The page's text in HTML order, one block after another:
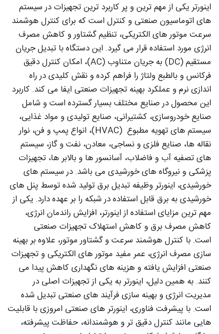
اینورتر یکی از مهم‌ ترین و پر کاربرد ترین تجهیزات در سیستم‌
های اتوماسیون صنعتی و کنترل است که برای کنترل هوشمند
سرعت موتور های الکتریکی، تنظیم گشتاور و کاهش مصرف
انرژی مورد استفاده قرار می‌ گیرد. این دستگاه با تبدیل جریان
مستقیم (DC) به جریان متناوب (AC)، امکان کنترل دقیق
فرکانس و بالطبع ولتاژ را فراهم کرده و نقش کلیدی در راه‌
اندازی نرم و عملکرد بهینه تجهیزات صنعتی ایفا می‌ کند. کاربرد
این محصول در صنایع مختلف بسیار گسترده است و شامل
صنایع خودروسازی، کشتیرانی، صنایع تولیدی و مواد غذایی،
سیستم‌ های تهویه مطبوع (HVAC)، انواع پمپ و فن، نوار
نقاله‌ ها، صنایع فلزی و نساجی، معادن، نفت و گاز، سیستم‌
های تصفیه آب و فاضلاب، آسانسور ها و بالابر ها، تجهیزات
پزشکی و نیروگاه‌ های خورشیدی می‌ باشد. در سیستم‌ های
خورشیدی، اینورتر وظیفه تبدیل برق تولید شده توسط پنل‌ های
خورشیدی به برق قابل استفاده در شبکه را بر عهده دارد. یکی از
مهم‌ ترین مزایای استفاده از اینورتر، افزایش راندمان انرژی،
کاهش مصرف برق و کاهش استهلاک تجهیزات صنعتی
است. با کنترل هوشمند سرعت و گشتاور موتور، علاوه بر بهینه‌
سازی مصرف انرژی، عمر مفید موتور های الکتریکی و تجهیزات
صنعتی افزایش یافته و هزینه‌ های نگهداری کاهش پیدا می‌
کنند. به همین دلیل، اینورتر به یکی از تجهیزات اصلی در
مدیریت انرژی و بهینه‌ سازی فرآیند های صنعتی تبدیل شده
است. با پیشرفت فناوری، اینورتر های صنعتی امروزی با قابلیت‌
هایی مانند کنترل دقیق‌ تر و هوشمندانه، حفاظت پیشرفته،